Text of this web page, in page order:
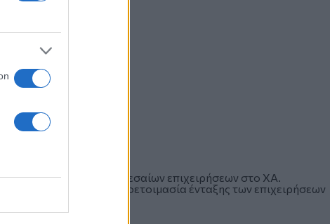
την εισαγωγή μικρομεσαίων επιχειρήσεων στο ΧΑ.
που αφορούν την προετοιμασία ένταξης των επιχειρήσεων